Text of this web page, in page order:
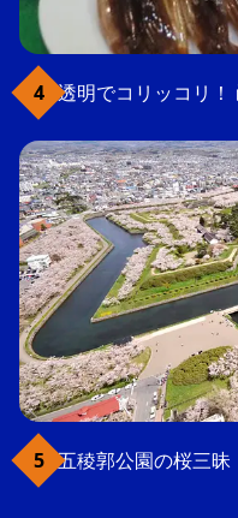
透明でコリッコリ
五稜郭公園の桜三昧